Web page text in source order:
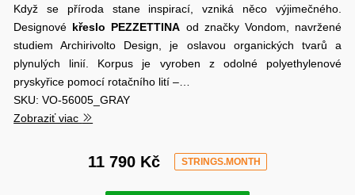
Když se příroda stane inspirací, vzniká něco výjimečného.
Designové křeslo PEZZETTINA od značky Vondom, navržené
studiem Archirivolto Design, je oslavou organických tvarů a
plynulých linií. Korpus je vyroben z odolné polyethylenové
pryskyřice pomocí rotačního lití –…
SKU: VO-56005_GRAY
Zobraziť viac
11 790 Kč STRINGS.MONTH